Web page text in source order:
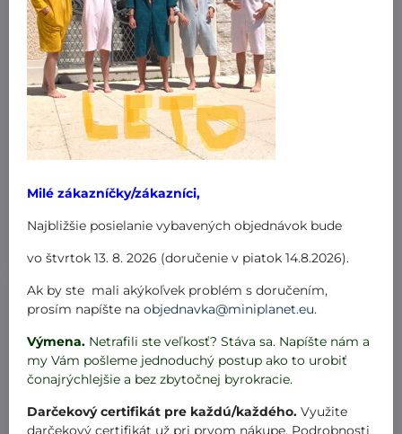
Overal hrubší Rozprávka
7 dní
Overal hrubší
Rozprávka-modré
VÝPREDAJ
Milé zákazníčky/zákazníci,
Najbližšie posielanie vybavených objednávok bude
vo štvrtok 13. 8. 2026 (doručenie v piatok 14.8.2026).
Ak by ste mali akýkoľvek problém s doručením,
prosím napíšte naobjednavka@miniplanet.eu.
Výmena. Netrafili ste veľkosť? Stáva sa. Napíšte nám a
my Vám pošleme jednoduchý postup ako to urobiť
čonajrýchlejšie a bez zbytočnej byrokracie.
Darčekový certifikát pre každú/každého. Využite
darčekový certifikát už pri prvom nákupe. Podrobnosti